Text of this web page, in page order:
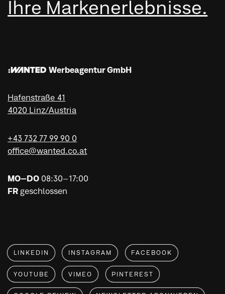
Ihre Marken­erleb­nisse.
:WANTED Werbeagentur GmbH
Hafenstraße 41
4020 Linz/Austria
+43 732 77 99 90 0
office@wanted.co.at
MO–DO 08:30–17:00
FR geschlossen
LINKEDIN INSTAGRAM FACEBOOK
YOUTUBE VIMEO PINTEREST